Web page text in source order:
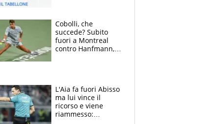
Cobolli, che
succede? Subito
fuori a Montreal
contro Hanfmann,
L'Aia fa fuori Abisso
ma lui vince il
ricorso e viene
riammesso: